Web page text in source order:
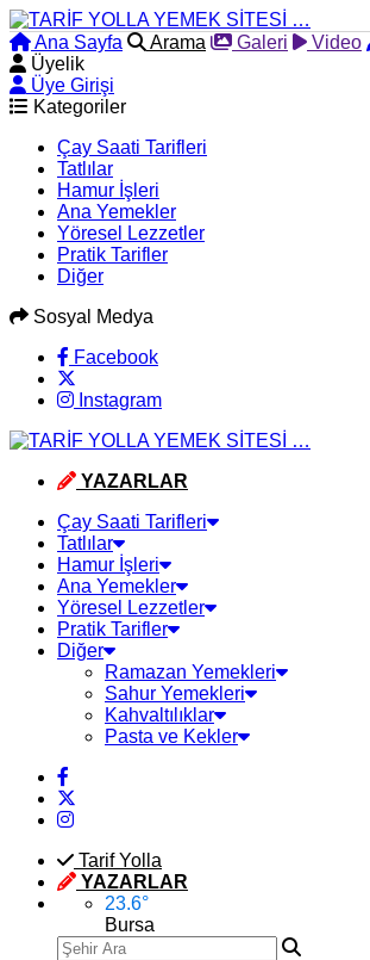
Ana Sayfa Arama Galeri Video
Üyelik
Üye Girişi
Kategoriler
Çay Saati Tarifleri
Tatlılar
Hamur İşleri
Ana Yemekler
Yöresel Lezzetler
Pratik Tarifler
Diğer
Sosyal Medya
Facebook
Instagram
YAZARLAR
Çay Saati Tarifleri
Tatlılar
Hamur İşleri
Ana Yemekler
Yöresel Lezzetler
Pratik Tarifler
Diğer
Ramazan Yemekleri
Sahur Yemekleri
Kahvaltılıklar
Pasta ve Kekler
Tarif Yolla
YAZARLAR
23.6°
Bursa